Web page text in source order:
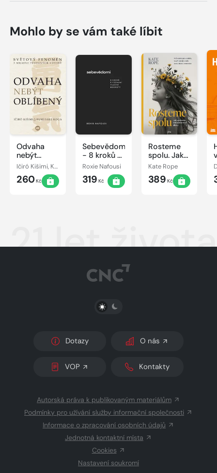
Mohlo by se vám také líbit
Odvaha
nebýt
oblíbený
Ičiró Kišimi, Koga Fumitake
260Kč
Sebevědomí
- 8 kroků k
poznání
hodnoty
Roxie Nafousi
319 Kč
Rosteme
spolu. Jak
vychovat
sebevědomou
dívku
Kate Rope
389 Kč
21 let života
PŘEPNOUT SVĚTLÝ/TMAVÝ REŽIM
Dotazy O nás
VOP Kontakty
Autorská práva k publikovaným materiálům
Podmínky pro užívání služby informační společnosti
Informace o zpracování osobních údajů
Jednotná kontaktní místa
Cookies
Nastavení soukromí